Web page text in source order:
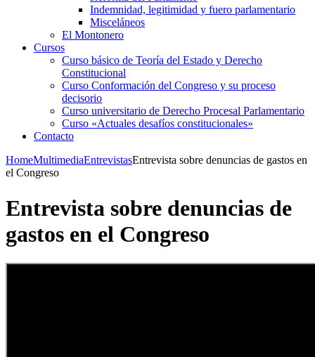
Indemnidad, legitimidad y fuero parlamentario
Misceláneos
El Montonero
Cursos
Curso básico de Teoría del Estado y Derecho
Constitucional
Curso Conformación del Congreso y su proceso
decisorio
Curso universitario de Derecho Procesal Parlamentario
Curso «Actuales desafíos constitucionales»
Contacto
HomeMultimediaEntrevistasEntrevista sobre denuncias de gastos en
el Congreso
Entrevista sobre denuncias de
gastos en el Congreso